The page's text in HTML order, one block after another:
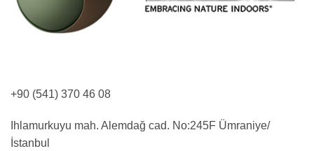
+90 (541) 370 46 08
Ihlamurkuyu mah. Alemdağ cad. No:245F Ümraniye/
İstanbul